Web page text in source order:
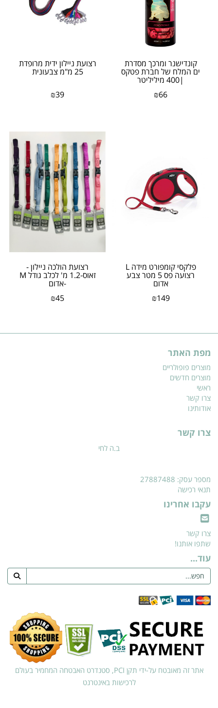
קונדישנר ומרכך מסדרת
ים המלח של חברת פטקס
|400 מיליליטר
₪66
רצועת ניילון ידית מרופדת
25 מ"מ צבעונית
₪39
פלקסי קומפורט מידה L
רצועה פס 5 מטר צבע
אדום
₪149
רצועת הולכה ניילון -
זאוס-1.2 מ' לכלב גודל M
-אדום
₪45
מפת האתר
מוצרים פופולריים
מוצרים חדשים
ראשי
צרו קשר
אודותינו
צרו קשר
ב.ה לחי
מספר עסק: 27887488
תנאי רכישה
עקבו אחרינו
צרו קשר
שתפו אותנו!
עוד...
אתר זה מאובטח על-ידי תקן PCI, סטנדרט האבטחה המחמיר בעולם
לרכישות באינטרנט